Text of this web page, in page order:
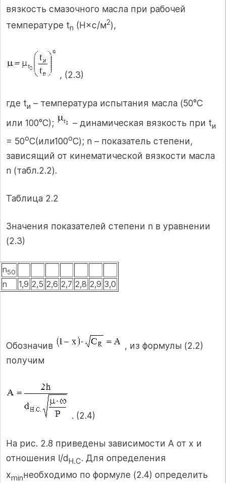
вязкость смазочного масла при рабочей
температуре tn (H×с/м2),
, (2.3)
где tи – температура испытания масла (50°С
или 100°С);
– динамическая вязкость при tи
= 50oC(или100оС); n – показатель степени,
зависящий от кинематической вязкости масла
n (табл.2.2).
Таблица 2.2
Значения показателей степени n в уравнении
(2.3)
n50
n 1,9 2,5 2,6 2,7 2,8 2,9 3,0
Обозначив
, из формулы (2.2)
получим
. (2.4)
На рис. 2.8 приведены зависимости А от х и
отношения l/dH.C. Для определения
хminнеобходимо по формуле (2.4) определить